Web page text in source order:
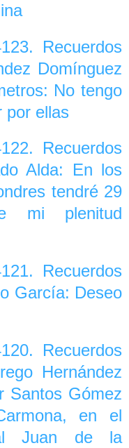
Recuerdos
Domínguez
No tengo
por ellas
Recuerdos
Alda: En los
tendré 29
mi plenitud
Recuerdos
García: Deseo
Recuerdos
Hernández
Santos Gómez
en el
Juan de la